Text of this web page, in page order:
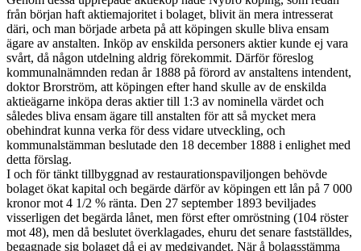
från början haft aktiemajoritet i bolaget, blivit än mera intresserat
däri, och man började arbeta på att köpingen skulle bliva ensam
ägare av anstalten. Inköp av enskilda personers aktier kunde ej vara
svårt, då någon utdelning aldrig förekommit. Därför föreslog
kommunalnämnden redan år 1888 på förord av anstaltens intendent,
doktor Brorström, att köpingen efter hand skulle av de enskilda
aktieägarne inköpa deras aktier till 1:3 av nominella värdet och
således bliva ensam ägare till anstalten för att så mycket mera
obehindrat kunna verka för dess vidare utveckling, och
kommunalstämman beslutade den 18 december 1888 i enlighet med
detta förslag.
I och för tänkt tillbyggnad av restaurationspaviljongen behövde
bolaget ökat kapital och begärde därför av köpingen ett lån på 7 000
kronor mot 4 1/2 % ränta. Den 27 september 1893 beviljades
visserligen det begärda lånet, men först efter omröstning (104 röster
mot 48), men då beslutet överklagades, ehuru det senare fastställdes,
begagnade sig bolaget då ej av medgivandet. När å bolagsstämma